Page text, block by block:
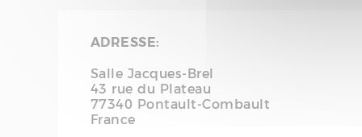
ADRESSE:
Salle Jacques-Brel
43 rue du Plateau
77340 Pontault-Combault
France